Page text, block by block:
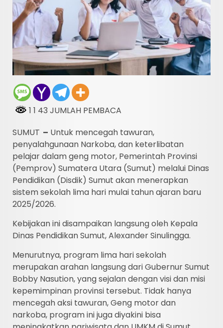
1 1 43 JUMLAH PEMBACA
SUMUT – Untuk mencegah tawuran,
penyalahgunaan Narkoba, dan keterlibatan
pelajar dalam geng motor, Pemerintah Provinsi
(Pemprov) Sumatera Utara (Sumut) melalui Dinas
Pendidikan (Disdik) Sumut akan menerapkan
sistem sekolah lima hari mulai tahun ajaran baru
2025/2026.
Kebijakan ini disampaikan langsung oleh Kepala
Dinas Pendidikan Sumut, Alexander Sinulingga.
Menurutnya, program lima hari sekolah
merupakan arahan langsung dari Gubernur Sumut
Bobby Nasution, yang sejalan dengan visi dan misi
kepemimpinan provinsi tersebut. Tidak hanya
mencegah aksi tawuran, Geng motor dan
narkoba, program ini juga diyakini bisa